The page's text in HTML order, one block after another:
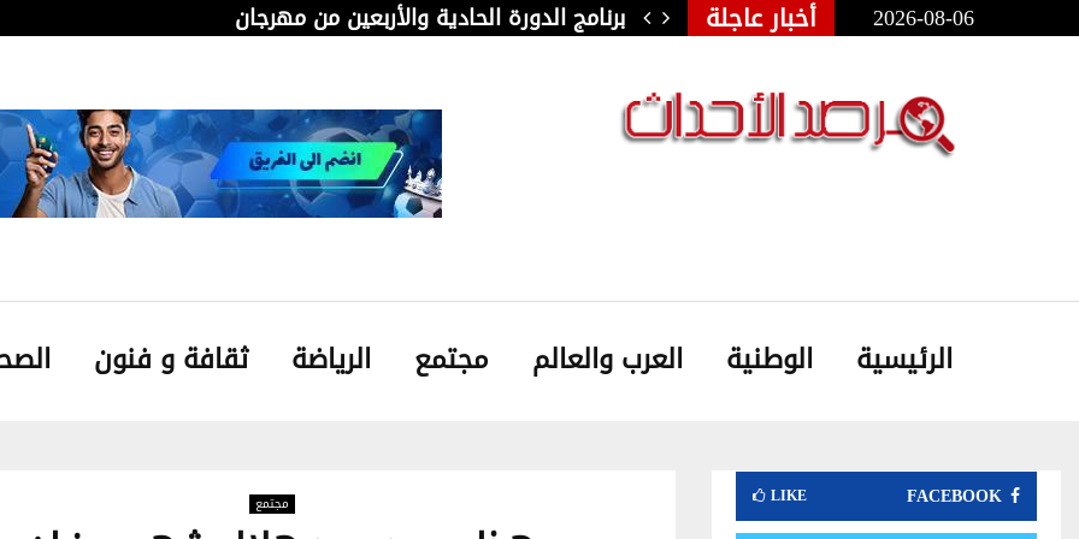
2026-08-06 أخبار عاجلة
للفنون الشعبية بأوذنة: نجلاء… برنامج الدورة الحادية والأربعين من مهرجان قابس…
الرئيسية الوطنية العرب والعالم مجتمع الرياضة ثقافة و فنون
مجتمع FACEBOOK
LIKE